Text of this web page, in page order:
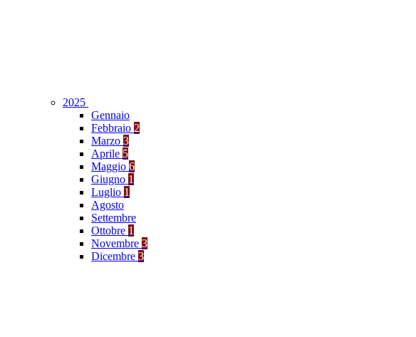
2025
Gennaio
Febbraio 2
Marzo 3
Aprile 5
Maggio 6
Giugno 1
Luglio 1
Agosto
Settembre
Ottobre 1
Novembre 3
Dicembre 3